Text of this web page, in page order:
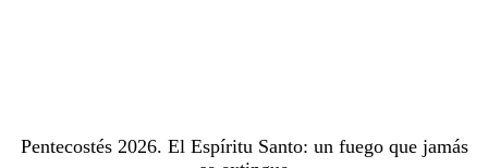
Pentecostés 2026. El Espíritu Santo: un fuego que jamás